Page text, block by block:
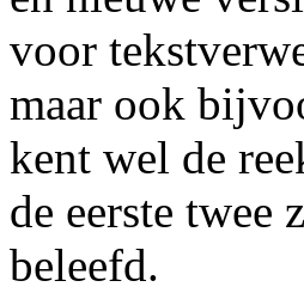
voor
maar ook
kent wel de
de eerste twee
beleefd.